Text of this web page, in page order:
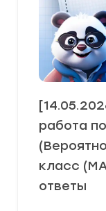
работа
класс
ответы